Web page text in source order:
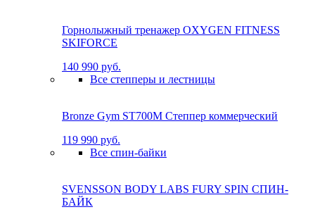
Горнолыжный тренажер OXYGEN FITNESS
SKIFORCE
140 990 руб.
Все степперы и лестницы
Bronze Gym ST700M Степпер коммерческий
119 990 руб.
Все спин-байки
SVENSSON BODY LABS FURY SPIN СПИН-
БАЙК